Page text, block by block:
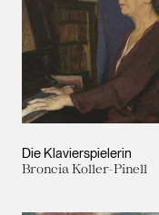
Die Klavierspielerin
Broncia Koller-Pinell